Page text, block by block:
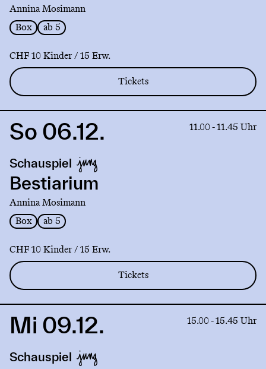
Annina Mosimann
Box
ab 5
CHF 10 Kinder / 15 Erw.
Tickets
Link
Bestiarium
So 06.12. 11.00 - 11.45 Uhr
Schauspiel
Bestiarium
Annina Mosimann
Box
ab 5
CHF 10 Kinder / 15 Erw.
Tickets
Link
Bestiarium
Mi 09.12. 15.00 - 15.45 Uhr
Schauspiel